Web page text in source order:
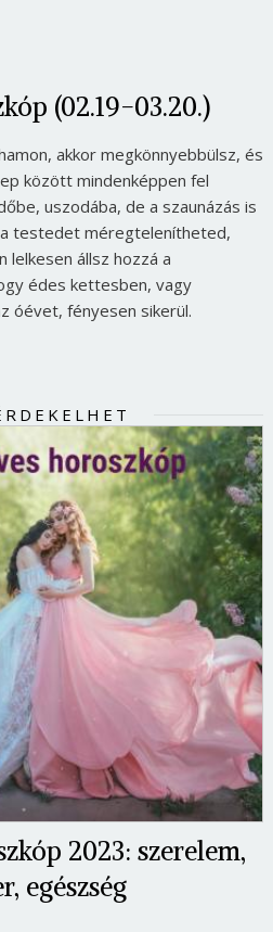
(02.19-03.20.)
akkor megkönnyebbülsz, és
között mindenképpen fel
uszodába, de a szaunázás is
testedet méregtelenítheted,
lelkesen állsz hozzá a
édes kettesben, vagy
óévet, fényesen sikerül.
2023: szerelem,
egészség